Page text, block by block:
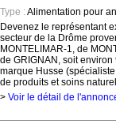
Type :Alimentation pour
Devenez le représentant
secteur de la Drôme
MONTELIMAR-1, de
de GRIGNAN, soit
marque Husse
de produits et soins
> Voir le détail de